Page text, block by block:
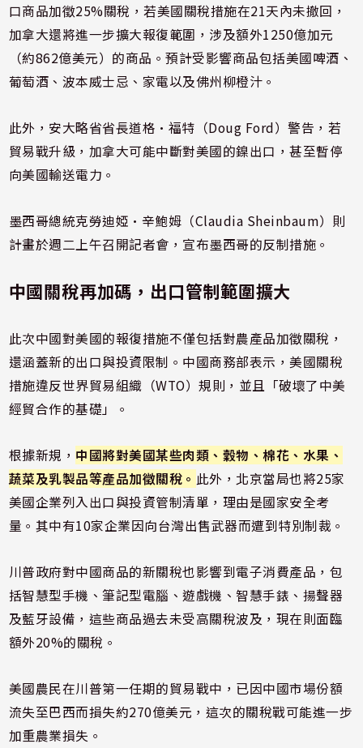
口商品加徵25%關稅，若美國關稅措施在21天內未撤回，
加拿大還將進一步擴大報復範圍，涉及額外1250億加元
（約862億美元）的商品。預計受影響商品包括美國啤酒、
葡萄酒、波本威士忌、家電以及佛州柳橙汁。
此外，安大略省省長道格·福特（Doug Ford）警告，若
貿易戰升級，加拿大可能中斷對美國的鎳出口，甚至暫停
向美國輸送電力。
墨西哥總統克勞迪婭·辛鮑姆（Claudia Sheinbaum）則
計畫於週二上午召開記者會，宣布墨西哥的反制措施。
中國關稅再加碼，出口管制範圍擴大
此次中國對美國的報復措施不僅包括對農產品加徵關稅，
還涵蓋新的出口與投資限制。中國商務部表示，美國關稅
措施違反世界貿易組織（WTO）規則，並且「破壞了中美
經貿合作的基礎」。
根據新規， 中國將對美國某些肉類、穀物、棉花、水果、
蔬菜及乳製品等產品加徵關稅。 此外，北京當局也將25家
美國企業列入出口與投資管制清單，理由是國家安全考
量。其中有10家企業因向台灣出售武器而遭到特別制裁。
川普政府對中國商品的新關稅也影響到電子消費產品，包
括智慧型手機、筆記型電腦、遊戲機、智慧手錶、揚聲器
及藍牙設備，這些商品過去未受高關稅波及，現在則面臨
額外20%的關稅。
美國農民在川普第一任期的貿易戰中，已因中國市場份額
流失至巴西而損失約270億美元，這次的關稅戰可能進一步
加重農業損失。